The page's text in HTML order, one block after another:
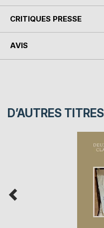
CRITIQUES PRESSE
AVIS
D’AUTRES